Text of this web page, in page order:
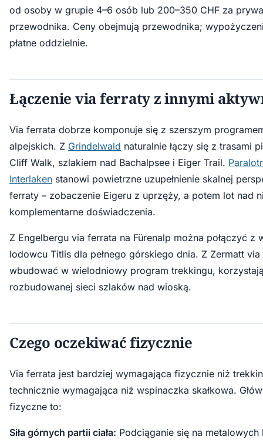
od osoby w grupie 4–6 osób lub 200–350 CHF za
przewodnika. Ceny obejmują przewodnika;
płatne oddzielnie.
Łączenie via ferraty z innymi
Via ferrata dobrze komponuje się z szerszym
alpejskich. Z Grindelwald naturalnie łączy się z trasami
Cliff Walk, szlakiem nad Bachalpsee i Eiger Trail.
Interlaken stanowi powietrzne uzupełnienie skalnej
ferraty – zobaczenie Eigeru z uprzęży, a potem lot nad
komplementarne doświadczenia.
Z Engelbergu via ferrata na Fürenalp można połączyć z
lodowcu Titlis dla pełnego górskiego dnia. Z Zermatt
wbudować w wielodniowy program trekkingu,
rozbudowanej sieci szlaków nad wioską.
Czego oczekiwać fizycznie
Via ferrata jest bardziej wymagająca fizycznie niż
technicznie wymagająca niż wspinaczka skałkowa.
fizyczne to:
Siła górnych partii ciała: Podciąganie się na metalowych